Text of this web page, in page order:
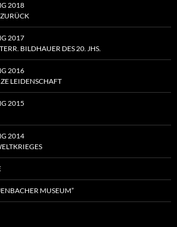
2018
2017
BILDHAUER DES 20. JHS.
2016
LEIDENSCHAFT
2015
2014
MUSEUM”